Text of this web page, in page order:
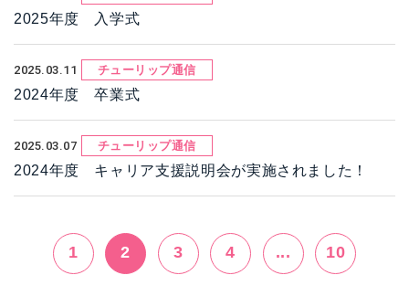
2025年度 入学式
2025.03.11 チューリップ通信
2024年度 卒業式
2025.03.07 チューリップ通信
2024年度 キャリア支援説明会が実施されました！
1 2 3 4 ... 10